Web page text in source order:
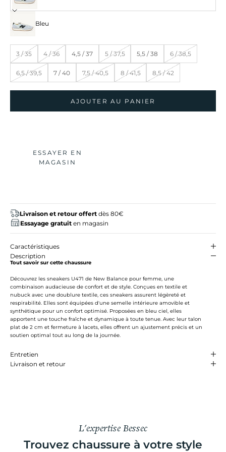
Bleu
3 / 35 4 / 36 4,5 / 37 5 / 37,5 5,5 / 38 6 / 38,5
6,5 / 39,5 7 / 40 7,5 / 40,5 8 / 41,5 8,5 / 42
AJOUTER AU PANIER
ESSAYER EN
MAGASIN
Livraison et retour offert dès 80€
Essayage gratuit en magasin
Caractéristiques
Description
Tout savoir sur cette chaussure
Découvrez les sneakers U471 de New Balance pour femme, une
combinaison audacieuse de confort et de style. Conçues en textile et
nubuck avec une doublure textile, ces sneakers assurent légèreté et
respirabilité. Elles sont équipées d'une semelle intérieure amovible et
synthétique pour un confort optimisé. Proposées en bleu ciel, elles
apportent une touche fraîche et dynamique à toute tenue. Avec leur talon
plat de 2 cm et fermeture à lacets, elles offrent un ajustement précis et un
soutien optimal tout au long de la journée.
Entretien
Livraison et retour
L'expertise Bessec
Trouvez chaussure à votre style